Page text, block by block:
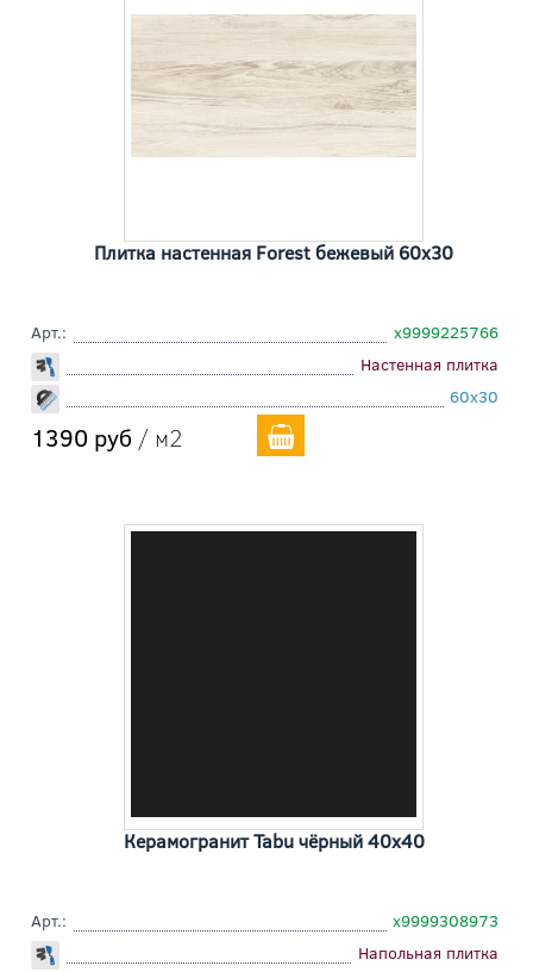
Плитка настенная Forest бежевый 60x30
Арт.:
х9999225766
Настенная плитка
60x30
1390 руб / м2
Керамогранит Tabu чёрный 40x40
Арт.:
х9999308973
Напольная плитка